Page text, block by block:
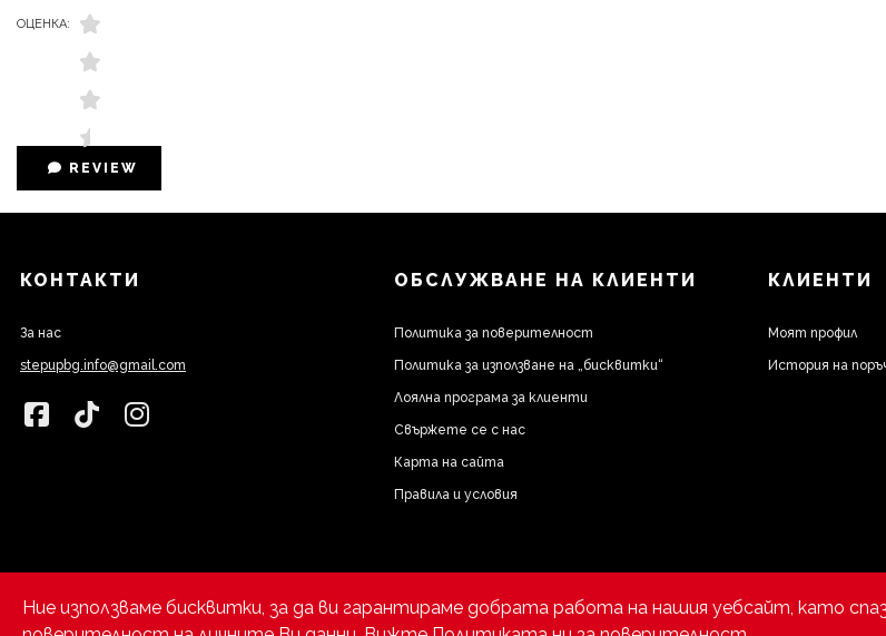
ОЦЕНКА:
REVIEW
Ние използваме бисквитки, за да ви гарантираме добрата работа на нашия уебсайт, като
КОНТАКТИ
За нас
stepupbg.info@gmail.com
ОБСЛУЖВАНЕ НА КЛИЕНТИ
Политика за поверителност
Политика за използване на „бисквитки“
Лоялна програма за клиенти
Свържете се с нас
Карта на сайта
Правила и условия
КЛИЕНТИ
Моят профил
История на